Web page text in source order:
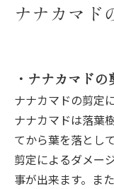
ナナカマド
・ナナカマド
ナナカマドの剪定
ナナカマドは落葉
てから葉を落とし
剪定によるダメー
事が出来ます。ま